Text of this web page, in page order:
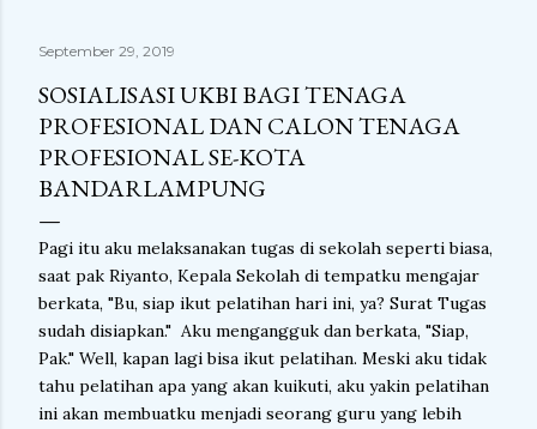
September 29, 2019
SOSIALISASI UKBI BAGI TENAGA
PROFESIONAL DAN CALON TENAGA
PROFESIONAL SE-KOTA
BANDARLAMPUNG
Pagi itu aku melaksanakan tugas di sekolah seperti biasa,
saat pak Riyanto, Kepala Sekolah di tempatku mengajar
berkata, "Bu, siap ikut pelatihan hari ini, ya? Surat Tugas
sudah disiapkan." Aku mengangguk dan berkata, "Siap,
Pak." Well, kapan lagi bisa ikut pelatihan. Meski aku tidak
tahu pelatihan apa yang akan kuikuti, aku yakin pelatihan
ini akan membuatku menjadi seorang guru yang lebih